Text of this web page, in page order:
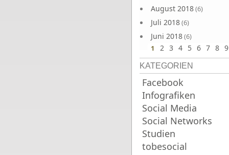
August 2018(6)
Juli 2018(6)
Juni 2018(6)
1 2 3 4 5 6 7 8 9
KATEGORIEN
Facebook
Infografiken
Social Media
Social Networks
Studien
tobesocial